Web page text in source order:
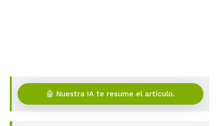
🤖 Nuestra IA te resume el artículo.